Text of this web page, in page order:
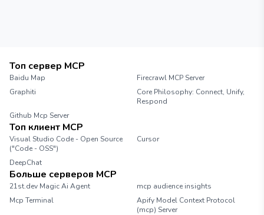
Топ сервер MCP
Baidu Map
Firecrawl MCP Server
Graphiti
Core Philosophy: Connect, Unify,
Respond
Github Mcp Server
Топ клиент MCP
Visual Studio Code - Open Source
("Code - OSS")
Cursor
DeepChat
Больше серверов MCP
21st.dev Magic Ai Agent
mcp audience insights
Mcp Terminal
Apify Model Context Protocol
(mcp) Server